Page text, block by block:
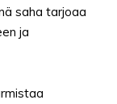
saha tarjoaa
ja